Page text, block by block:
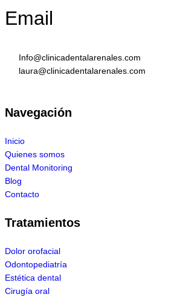
Email
Info@clinicadentalarenales.com
laura@clinicadentalarenales.com
Navegación
Inicio
Quienes somos
Dental Monitoring
Blog
Contacto
Tratamientos
Dolor orofacial
Odontopediatría
Estética dental
Cirugía oral